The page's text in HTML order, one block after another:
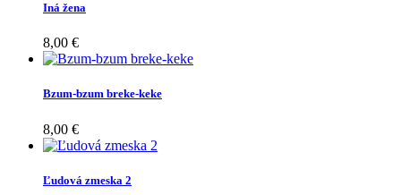
Iná žena
8,00 €
Bzum-bzum breke-keke
8,00 €
Ľudová zmeska 2